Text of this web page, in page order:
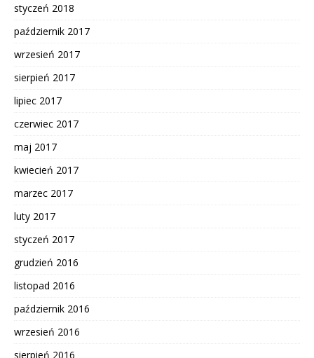
styczeń 2018
październik 2017
wrzesień 2017
sierpień 2017
lipiec 2017
czerwiec 2017
maj 2017
kwiecień 2017
marzec 2017
luty 2017
styczeń 2017
grudzień 2016
listopad 2016
październik 2016
wrzesień 2016
sierpień 2016